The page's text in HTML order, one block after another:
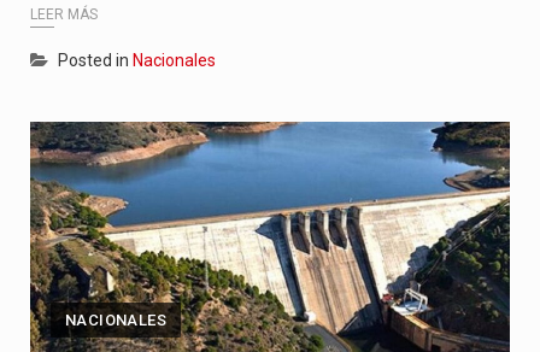
LEER MÁS
Posted in Nacionales
NACIONALES